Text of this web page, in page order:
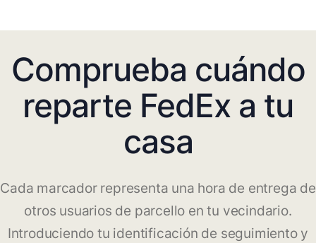
Comprueba cuándo
reparte FedEx a tu
casa
Cada marcador representa una hora de entrega de
otros usuarios de parcello en tu vecindario.
Introduciendo tu identificación de seguimiento y